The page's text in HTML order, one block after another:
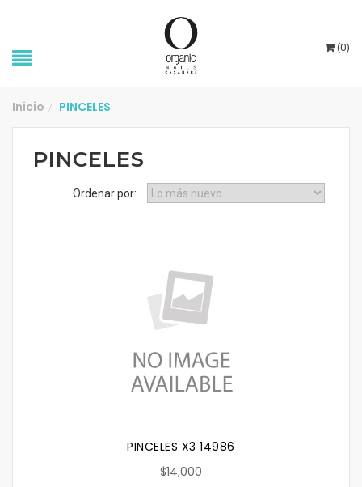
(0)
Inicio / PINCELES
PINCELES
Ordenar por:
PINCELES X3 14986
$14,000